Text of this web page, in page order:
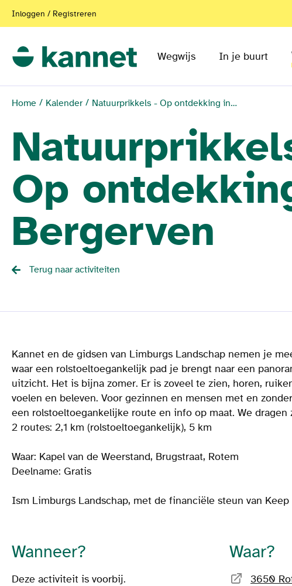
Inloggen / Registreren
Wegwijs In je buurt
Home Kalender Natuurprikkels - Op ontdekking in Bergerven
Op
Bergerven
Terug naar activiteiten
Kannet en de gidsen van Limburgs Landschap nemen je
waar een rolstoeltoegankelijk pad je brengt naar een
uitzicht. Het is bijna zomer. Er is zoveel te zien, horen,
voelen en beleven. Voor gezinnen en mensen met en
een rolstoeltoegankelijke route en info op maat. We dragen
2 routes: 2,1 km (rolstoeltoegankelijk), 5 km
Waar: Kapel van de Weerstand, Brugstraat, Rotem
Deelname: Gratis
Ism Limburgs Landschap, met de financiële steun van
Wanneer?
Deze activiteit is voorbij.
Waar?
3650